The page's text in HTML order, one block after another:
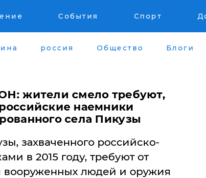
События Спорт
россия Общество Блоги
жители смело требуют,
наемники
села Пикузы
захваченного российско-
в 2015 году, требуют от
вооруженных людей и оружия